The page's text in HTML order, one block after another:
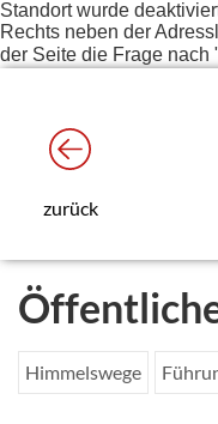
Standort wurde
Rechts neben der
der Seite die Frage nach
zurück
Himmelswege